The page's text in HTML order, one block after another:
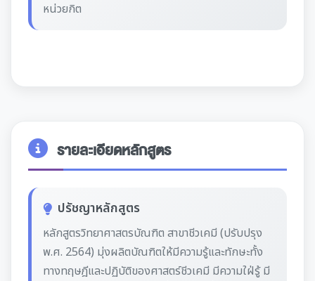
หน่วยกิต
รายละเอียดหลักสูตร
ปรัชญาหลักสูตร
หลักสูตรวิทยาศาสตรบัณฑิต สาขาชีวเคมี (ปรับปรุง
พ.ศ. 2564) มุ่งผลิตบัณฑิตให้มีความรู้และทักษะทั้ง
ทางทฤษฎีและปฏิบัติของศาสตร์ชีวเคมี มีความใฝ่รู้ มี